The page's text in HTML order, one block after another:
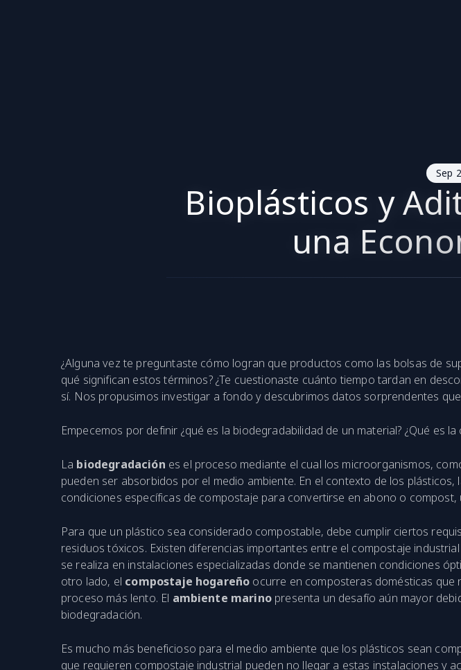
Sep
Bioplásticos y
una
¿Alguna vez te preguntaste cómo logran que productos como las bolsas de
qué significan estos términos? ¿Te cuestionaste cuánto tiempo tardan en
sí. Nos propusimos investigar a fondo y descubrimos datos sorprendentes
Empecemos por definir ¿qué es la biodegradabilidad de un material? ¿Qué es
La biodegradación es el proceso mediante el cual los microorganismos,
pueden ser absorbidos por el medio ambiente. En el contexto de los plásticos,
condiciones específicas de compostaje para convertirse en abono o
Para que un plástico sea considerado compostable, debe cumplir ciertos
residuos tóxicos. Existen diferencias importantes entre el compostaje
se realiza en instalaciones especializadas donde se mantienen condiciones
otro lado, el compostaje hogareño ocurre en composteras domésticas que
proceso más lento. El ambiente marinopresenta un desafío aún mayor
biodegradación.
Es mucho más beneficioso para el medio ambiente que los plásticos sean
que requieren compostaje industrial pueden no llegar a estas instalaciones y